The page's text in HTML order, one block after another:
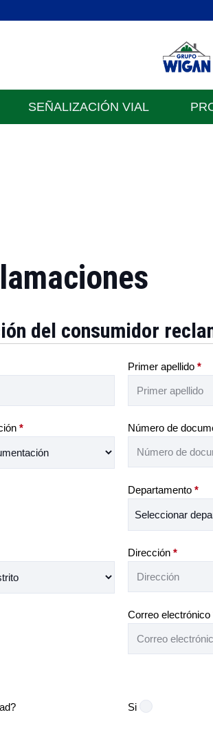
SEÑALIZACIÓN VIAL
del consumidor
Primer apellido*
* Número de
Departamento*
Dirección*
Correo electrónico
Si